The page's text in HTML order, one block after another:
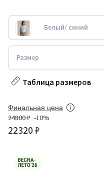
Белый/ синий
Размер
Таблица размеров
Финальная цена
24800 ₽ -10%
22320 ₽